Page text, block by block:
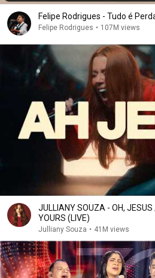
Felipe Rodrigues - Tudo é
Felipe Rodrigues • 107M views
JULLIANY SOUZA - OH, JESUS
YOURS (LIVE)
Julliany Souza • 41M views